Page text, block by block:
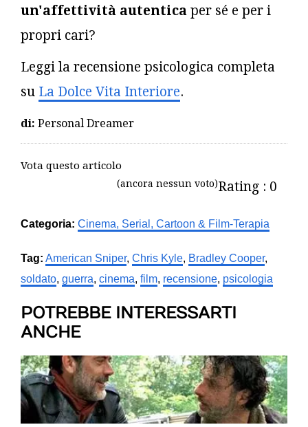
un'affettività autentica per sé e per i
propri cari?
Leggi la recensione psicologica completa
su La Dolce Vita Interiore.
di: Personal Dreamer
Vota questo articolo
Rating : 0
(ancora nessun voto)
Categoria: Cinema, Serial, Cartoon & Film-Terapia
Tag: American Sniper, Chris Kyle, Bradley Cooper,
soldato, guerra, cinema, film, recensione, psicologia
POTREBBE INTERESSARTI
ANCHE